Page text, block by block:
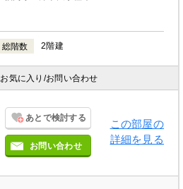
総階数 2階建
お気に入り /お問い合わせ
あとで検討する
お問い合わせ
この部屋の
詳細を見る